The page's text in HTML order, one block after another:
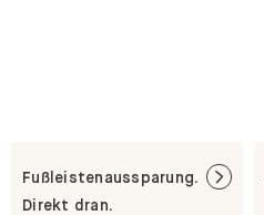
Fußleistenaussparung.
Direkt dran.